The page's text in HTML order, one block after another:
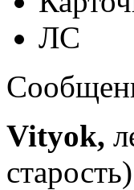
ЛС
Vityok,
старость)